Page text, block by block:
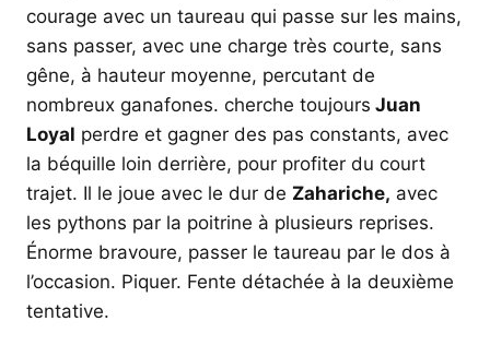
courage avec un taureau qui passe sur les mains,
sans passer, avec une charge très courte, sans
gêne, à hauteur moyenne, percutant de
nombreux ganafones. cherche toujours Juan
Loyal perdre et gagner des pas constants, avec
la béquille loin derrière, pour profiter du court
trajet. Il le joue avec le dur de Zahariche, avec
les pythons par la poitrine à plusieurs reprises.
Énorme bravoure, passer le taureau par le dos à
l’occasion. Piquer. Fente détachée à la deuxième
tentative.